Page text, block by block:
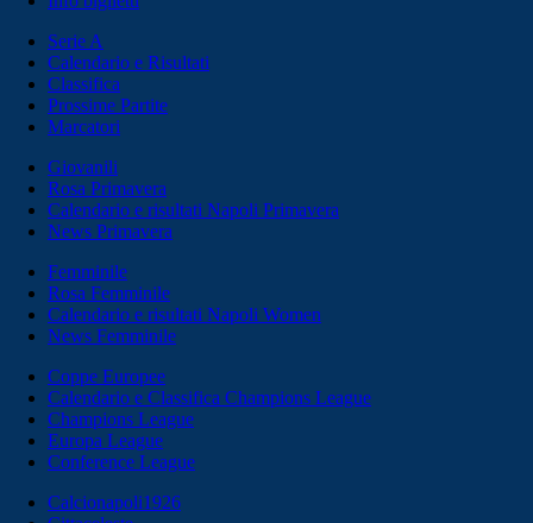
Serie A
Calendario e Risultati
Classifica
Prossime Partite
Marcatori
Giovanili
Rosa Primavera
Calendario e risultati Napoli Primavera
News Primavera
Femminile
Rosa Femminile
Calendario e risultati Napoli Women
News Femminile
Coppe Europee
Calendario e Classifica Champions League
Champions League
Europa League
Conference League
Calcionapoli1926